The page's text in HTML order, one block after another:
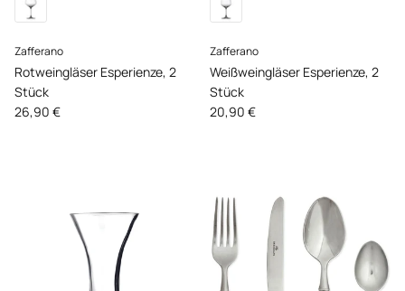
Zafferano
Rotweingläser Esperienze, 2
Stück
Normaler Preis
26,90 €
Zafferano
Weißweingläser Esperienze, 2
Stück
Normaler Preis
20,90 €